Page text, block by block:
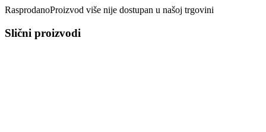
RasprodanoProizvod više nije dostupan u našoj trgovini
Slični proizvodi